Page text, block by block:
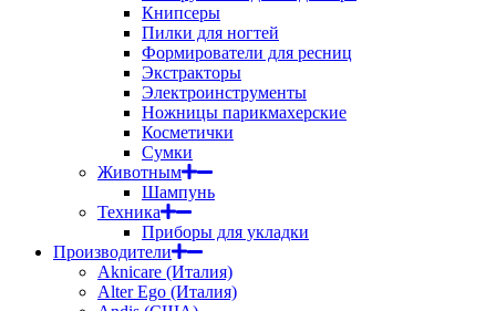
Книпсеры
Пилки для ногтей
Формирователи для ресниц
Экстракторы
Электроинструменты
Ножницы парикмахерские
Косметички
Сумки
Животным
Шампунь
Техника
Приборы для укладки
Производители
Aknicare (Италия)
Alter Ego (Италия)